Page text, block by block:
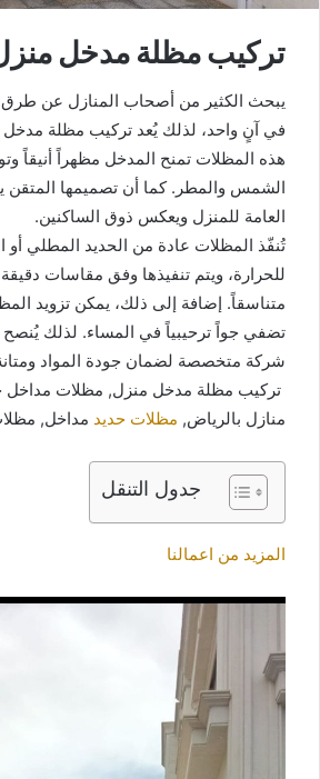
تركيب مظلة مدخل
يبحث الكثير من أصحاب المنازل عن
في آنٍ واحد، لذلك يُعد تركيب مظلة مدخل
هذه المظلات تمنح المدخل مظهراً أنيقاً
الشمس والمطر. كما أن تصميمها المتقن
العامة للمنزل ويعكس ذوق الساكنين.
تُنفّذ المظلات عادة من الحديد المطلي أو
للحرارة، ويتم تنفيذها وفق مقاسات
متناسقاً. إضافة إلى ذلك، يمكن تزويد
تضفي جواً ترحيبياً في المساء. لذلك يُنصح
شركة متخصصة لضمان جودة المواد
تركيب مظلة مدخل منزل, مظلات مداخل
منازل بالرياض, مظلات حديد مداخل,
جدول التنقل
المزيد من اعمالنا